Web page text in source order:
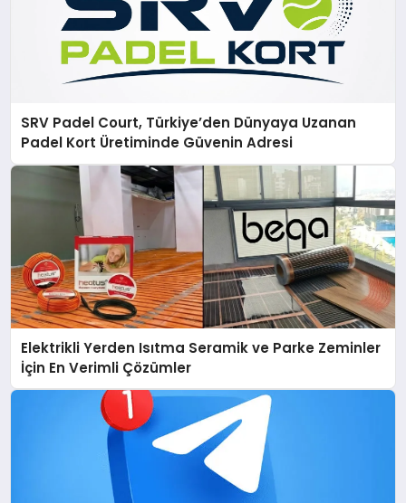
SRV Padel Court, Türkiye’den Dünyaya Uzanan
Padel Kort Üretiminde Güvenin Adresi
Elektrikli Yerden Isıtma Seramik ve Parke Zeminler
İçin En Verimli Çözümler